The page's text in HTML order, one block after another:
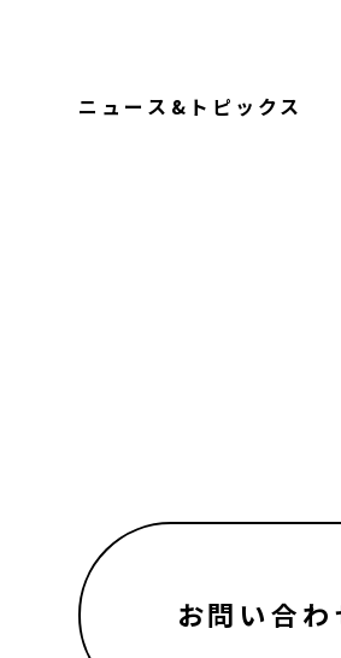
ニュース&トピックス
お問い合わ